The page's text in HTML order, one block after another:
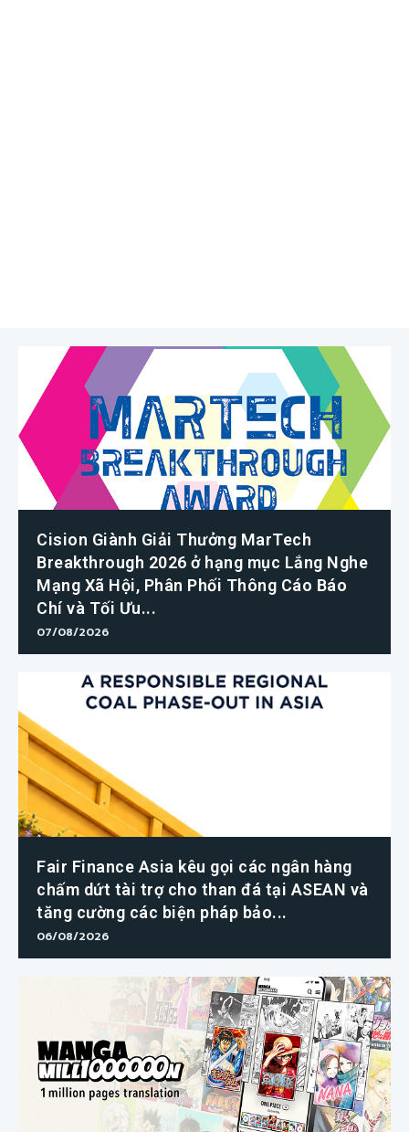
Cision Giành Giải Thưởng MarTech
Breakthrough 2026 ở hạng mục Lắng Nghe
Mạng Xã Hội, Phân Phối Thông Cáo Báo
Chí và Tối Ưu...
07/08/2026
Fair Finance Asia kêu gọi các ngân hàng
chấm dứt tài trợ cho than đá tại ASEAN và
tăng cường các biện pháp bảo...
06/08/2026